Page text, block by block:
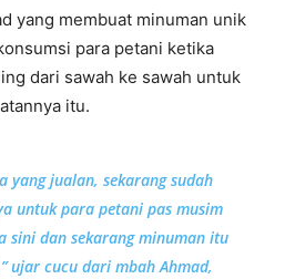
yang membuat minuman unik
para petani ketika
dari sawah ke sawah untuk
itu.
yang jualan, sekarang sudah
untuk para petani pas musim
sini dan sekarang minuman itu
ujar cucu dari mbah Ahmad,